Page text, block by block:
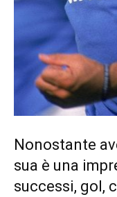
Nonostante
sua è una
successi, gol,